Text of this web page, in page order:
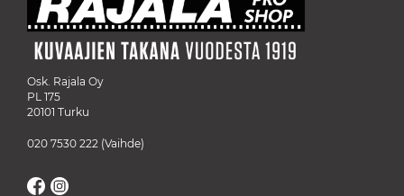
Osk. Rajala Oy
PL 175
20101 Turku
020 7530 222 (Vaihde)